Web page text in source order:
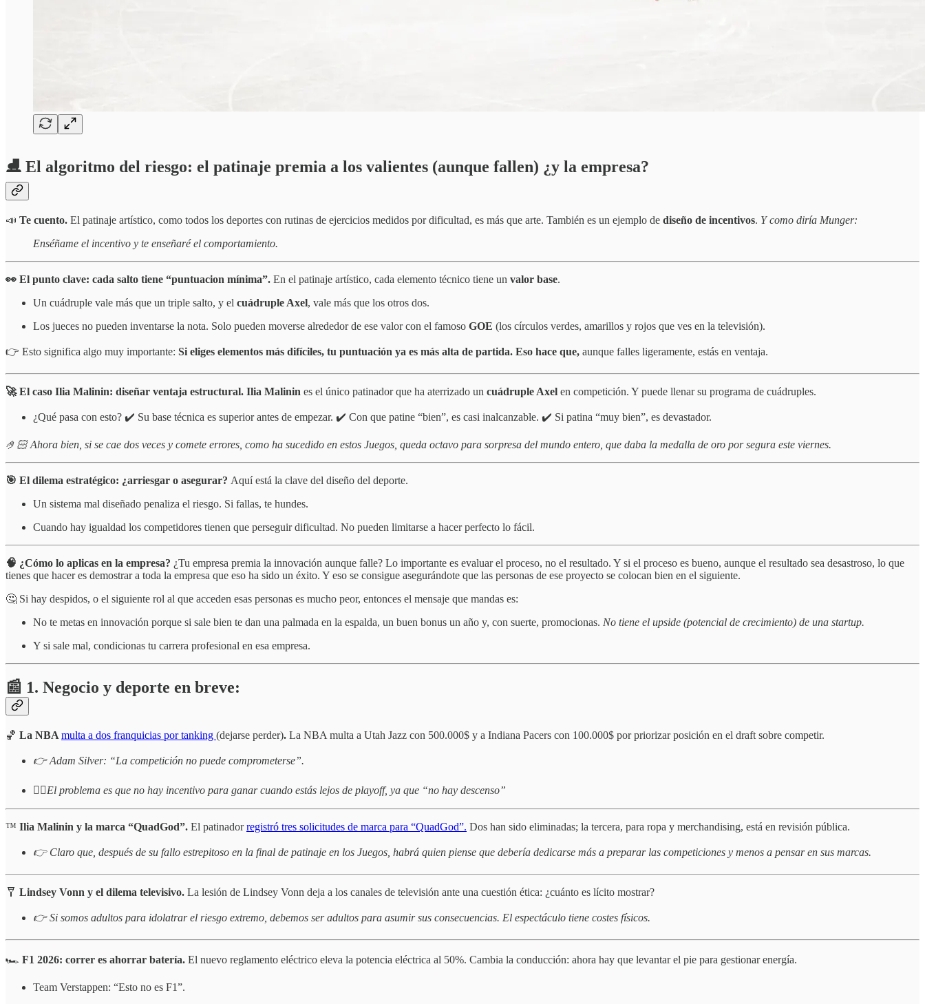
⛸️ El algoritmo del riesgo: el patinaje premia a los valientes (aunque fallen) ¿y la empresa?
📣 Te cuento. El patinaje artístico, como todos los deportes con rutinas de ejercicios medidos por dificultad, es más que arte. También es un ejemplo de diseño de incentivos. Y como diría Munger:
Enséñame el incentivo y te enseñaré el comportamiento.
👀 El punto clave: cada salto tiene “puntuacion mínima”. En el patinaje artístico, cada elemento técnico tiene un valor base.
Un cuádruple vale más que un triple salto, y el cuádruple Axel, vale más que los otros dos.
Los jueces no pueden inventarse la nota. Solo pueden moverse alrededor de ese valor con el famoso GOE (los círculos verdes, amarillos y rojos que ves en la televisión).
👉 Esto significa algo muy importante: Si eliges elementos más difíciles, tu puntuación ya es más alta de partida. Eso hace que, aunque falles ligeramente, estás en ventaja.
🚀 El caso Ilia Malinin: diseñar ventaja estructural. Ilia Malinin es el único patinador que ha aterrizado un cuádruple Axel en competición. Y puede llenar su programa de cuádruples.
¿Qué pasa con esto? ✔️ Su base técnica es superior antes de empezar. ✔️ Con que patine “bien”, es casi inalcanzable. ✔️ Si patina “muy bien”, es devastador.
🤌🏻 Ahora bien, si se cae dos veces y comete errores, como ha sucedido en estos Juegos, queda octavo para sorpresa del mundo entero, que daba la medalla de oro por segura este viernes.
🎯 El dilema estratégico: ¿arriesgar o asegurar? Aquí está la clave del diseño del deporte.
Un sistema mal diseñado penaliza el riesgo. Si fallas, te hundes.
Cuando hay igualdad los competidores tienen que perseguir dificultad. No pueden limitarse a hacer perfecto lo fácil.
🧠 ¿Cómo lo aplicas en la empresa? ¿Tu empresa premia la innovación aunque falle? Lo importante es evaluar el proceso, no el resultado. Y si el proceso es bueno, aunque el resultado sea desastroso, lo que
tienes que hacer es demostrar a toda la empresa que eso ha sido un éxito. Y eso se consigue asegurándote que las personas de ese proyecto se colocan bien en el siguiente.
🤔 Si hay despidos, o el siguiente rol al que acceden esas personas es mucho peor, entonces el mensaje que mandas es:
No te metas en innovación porque si sale bien te dan una palmada en la espalda, un buen bonus un año y, con suerte, promocionas. No tiene el upside (potencial de crecimiento) de una startup.
Y si sale mal, condicionas tu carrera profesional en esa empresa.
📰 1. Negocio y deporte en breve:
🏀 La NBA multa a dos franquicias por tanking (dejarse perder). La NBA multa a Utah Jazz con 500.000$ y a Indiana Pacers con 100.000$ por priorizar posición en el draft sobre competir.
👉 Adam Silver: “La competición no puede comprometerse”.
☝🏻El problema es que no hay incentivo para ganar cuando estás lejos de playoff, ya que “no hay descenso”
™️ Ilia Malinin y la marca “QuadGod”. El patinadorregistró tres solicitudes de marca para “QuadGod”. Dos han sido eliminadas; la tercera, para ropa y merchandising, está en revisión pública.
👉 Claro que, después de su fallo estrepitoso en la final de patinaje en los Juegos, habrá quien piense que debería dedicarse más a preparar las competiciones y menos a pensar en sus marcas.
🩼 Lindsey Vonn y el dilema televisivo. La lesión de Lindsey Vonn deja a los canales de televisión ante una cuestión ética: ¿cuánto es lícito mostrar?
👉 Si somos adultos para idolatrar el riesgo extremo, debemos ser adultos para asumir sus consecuencias. El espectáculo tiene costes físicos.
🏎️ F1 2026: correr es ahorrar batería. El nuevo reglamento eléctrico eleva la potencia eléctrica al 50%. Cambia la conducción: ahora hay que levantar el pie para gestionar energía.
Team Verstappen: “Esto no es F1”.